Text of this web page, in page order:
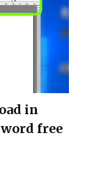
in
word free